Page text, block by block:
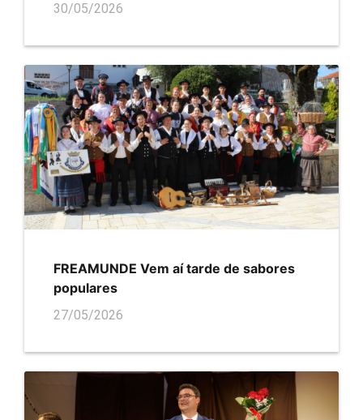
30/05/2026
FREAMUNDE Vem aí tarde de sabores
populares
27/05/2026